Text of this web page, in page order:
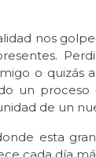
nos
o quizás
un proceso
de un
esta